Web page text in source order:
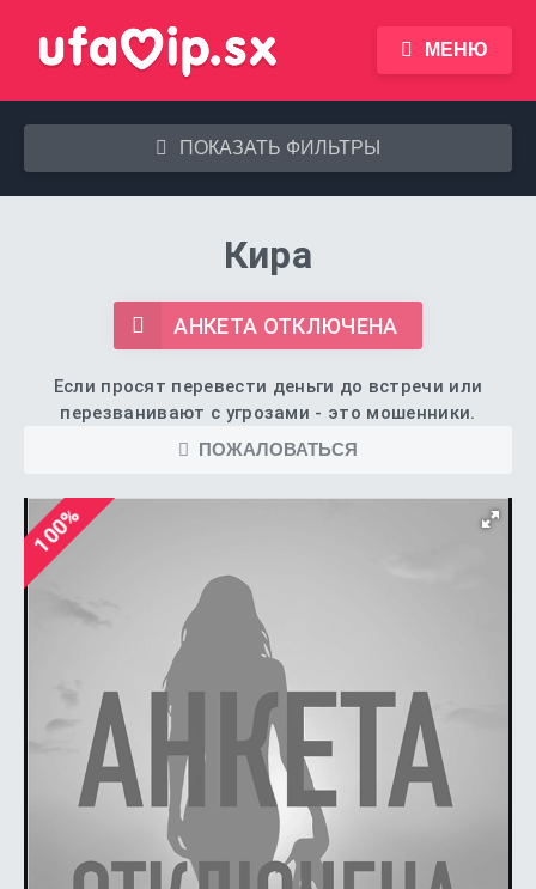
МЕНЮ
ПОКАЗАТЬ ФИЛЬТРЫ
Кира
АНКЕТА ОТКЛЮЧЕНА
Если просят перевести деньги до встречи или
перезванивают с угрозами - это мошенники.
ПОЖАЛОВАТЬСЯ
100%